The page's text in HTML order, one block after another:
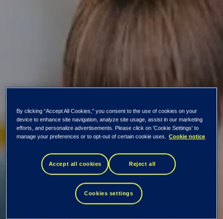
Digitalisering er
nøkkelen for å
lykkes med
bærekraft
By clicking “Accept All Cookies,” you consent to the use of cookies on your
device to enhance site navigation, analyze site usage, assist in our marketing
efforts, and personalize advertisements. Please click on 'Cookie Settings' to
manage your preferences or to opt-out of certain cookie uses. Cookie notice
Accept all cookies Reject all
Cookies settings